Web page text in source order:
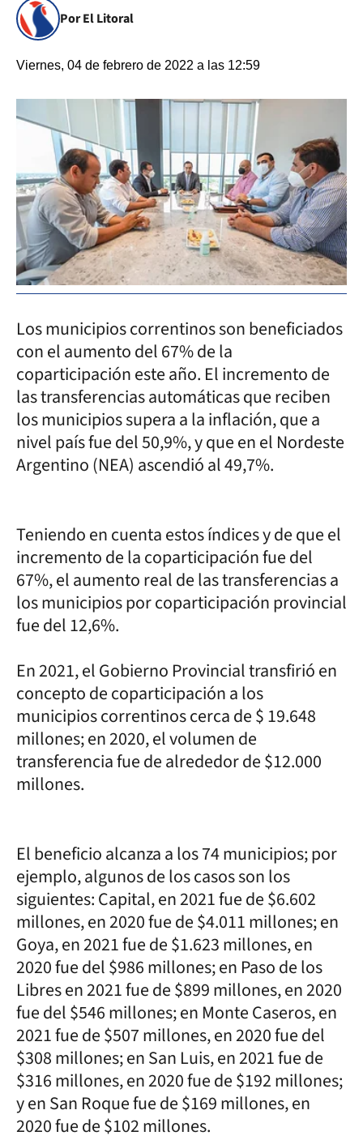
Por El Litoral
Viernes, 04 de febrero de 2022 a las 12:59
Los municipios correntinos son beneficiados
con el aumento del 67% de la
coparticipación este año. El incremento de
las transferencias automáticas que reciben
los municipios supera a la inflación, que a
nivel país fue del 50,9%, y que en el Nordeste
Argentino (NEA) ascendió al 49,7%.
Teniendo en cuenta estos índices y de que el
incremento de la coparticipación fue del
67%, el aumento real de las transferencias a
los municipios por coparticipación provincial
fue del 12,6%.
En 2021, el Gobierno Provincial transfirió en
concepto de coparticipación a los
municipios correntinos cerca de $ 19.648
millones; en 2020, el volumen de
transferencia fue de alrededor de $12.000
millones.
El beneficio alcanza a los 74 municipios; por
ejemplo, algunos de los casos son los
siguientes: Capital, en 2021 fue de $6.602
millones, en 2020 fue de $4.011 millones; en
Goya, en 2021 fue de $1.623 millones, en
2020 fue del $986 millones; en Paso de los
Libres en 2021 fue de $899 millones, en 2020
fue del $546 millones; en Monte Caseros, en
2021 fue de $507 millones, en 2020 fue del
$308 millones; en San Luis, en 2021 fue de
$316 millones, en 2020 fue de $192 millones;
y en San Roque fue de $169 millones, en
2020 fue de $102 millones.